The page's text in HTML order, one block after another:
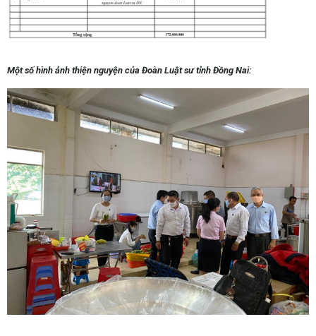
Một số hình ảnh thiện nguyện của Đoàn Luật sư tỉnh Đồng Nai: